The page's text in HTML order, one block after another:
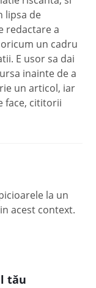
lipsa de
redactare a
un cadru
E usor sa dai
inainte de a
un articol, iar
face, cititorii
la un
acest context.
tău